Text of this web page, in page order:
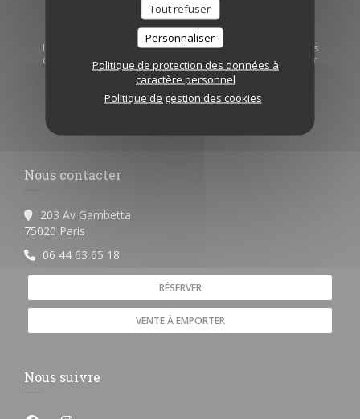
Tout refuser
Personnaliser
Politique de protection des données à
caractère personnel
Politique de gestion des cookies
Newsletter*
Inscrivez-vous à notre lettre d'information pour recevoir des
communications personnalisées et des offres marketing par
courriel.
Nous contacter
203 Av Gambetta
75020 Paris
06 44 63 65 18
RÉSERVER
VENTE À EMPORTER
Nous suivre